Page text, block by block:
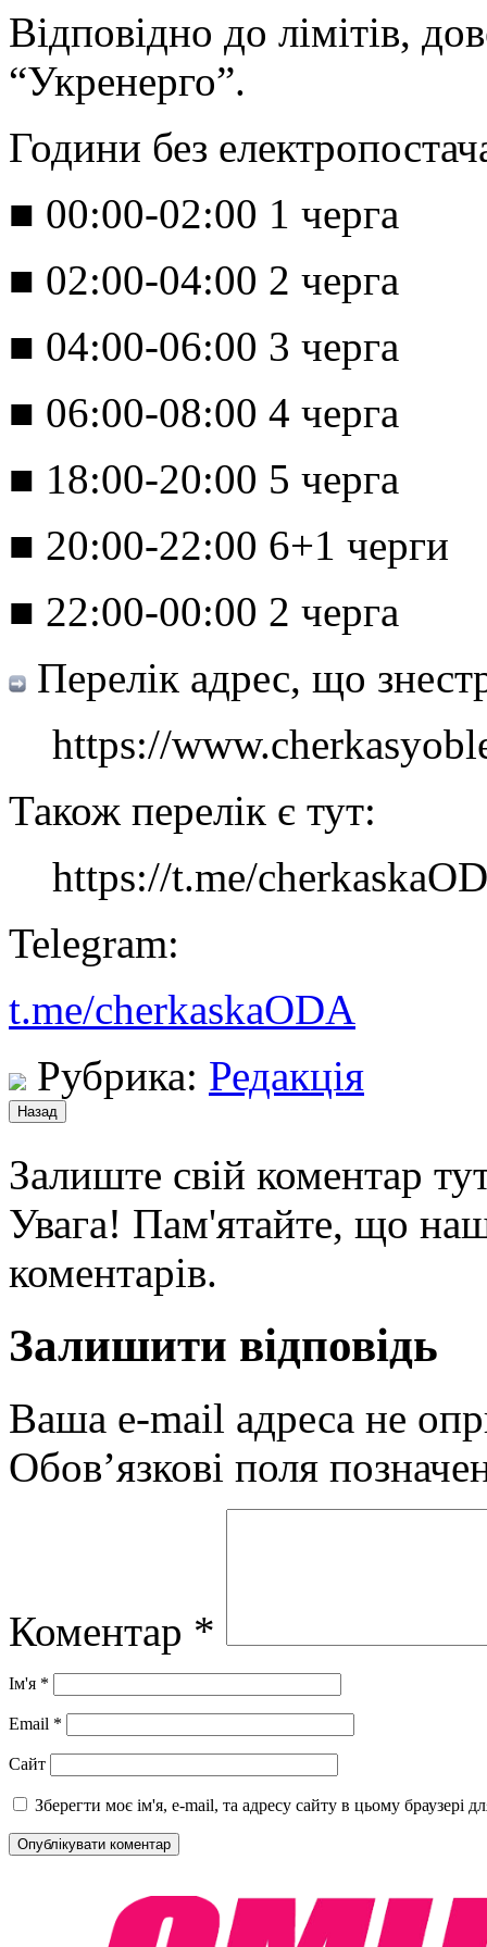
Відповідно до лімітів,
“Укренерго”.
​Години без
■ 00:00-02:00 1 черга
■ 02:00-04:00 2 черга
■ 04:00-06:00 3 черга
■ 06:00-08:00 4 черга
■ 18:00-20:00 5 черга
■ 20:00-22:00 6+1 черги
■ 22:00-00:00 2 черга
Перелік адрес, що
https://
Також перелік є тут:
https://t.me/
Telegram:
t.me/cherkaskaODA
Рубрика: Редакція
Залиште свій коментар
Увага! Пам'ятайте, що
коментарів.
Залишити відповідь
Ваша e-mail адреса не
Обов’язкові поля
Коментар *
Ім'я *
Email *
Сайт
Зберегти моє ім'я, e-mail, та адресу сайту в цьому браузері